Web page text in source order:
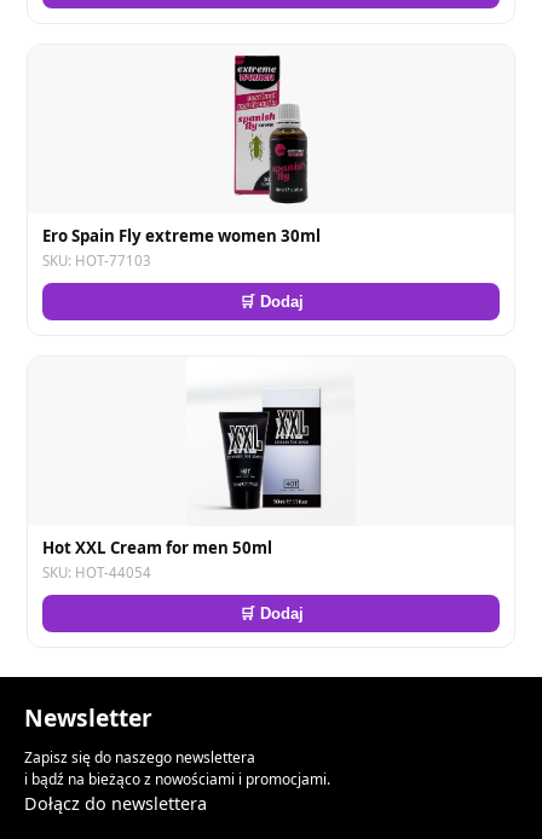
Ero Spain Fly extreme women 30ml
SKU: HOT-77103
🛒 Dodaj
Hot XXL Cream for men 50ml
SKU: HOT-44054
🛒 Dodaj
Newsletter
Zapisz się do naszego newslettera
i bądź na bieżąco z nowościami i promocjami.
Dołącz do newslettera